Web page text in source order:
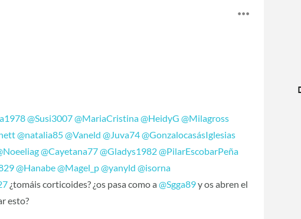
‍@Susi3007‍@MariaCristina‍@HeidyG ‍@Milagross
‍@natalia85‍@Vaneld ‍@Juva74‍@GonzalocasásIglesias
‍@Cayetana77‍@Gladys1982‍@PilarEscobarPeña
‍@Hanabe‍@Magel_p‍@yanyld ‍@isorna
‍ ¿tomáis corticoides? ¿os pasa como a@Sgga89‍ y os abren el
esto?